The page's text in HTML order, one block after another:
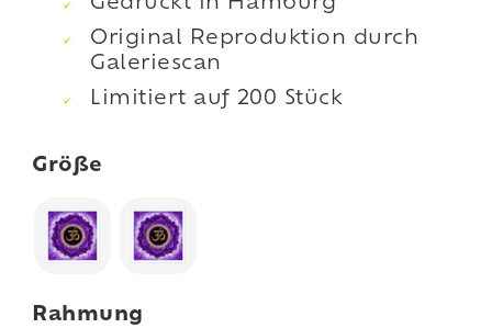
Original Reproduktion durch
Galeriescan
Limitiert auf 200 Stück
Größe
Rahmung